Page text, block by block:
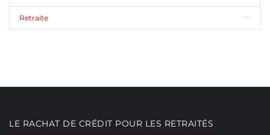
Retraite
LE RACHAT DE CRÉDIT POUR LES RETRAITÉS